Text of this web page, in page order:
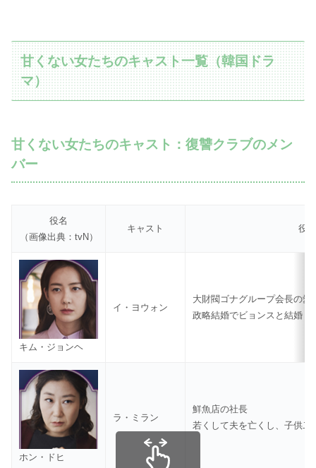
甘くない女たちのキャスト一覧（韓国ドラ
マ）
甘くない女たちのキャスト：復讐クラブのメン
バー
役名
（画像出典：tvN）
キャスト 役柄
キム・ジョンヘ
イ・ヨウォン
大財閥ゴナグループ会長の愛
政略結婚でビョンスと結婚
ホン・ドヒ
ラ・ミラン
鮮魚店の社長
若くして夫を亡くし、子供